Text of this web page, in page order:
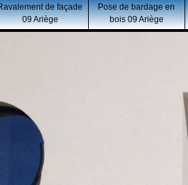
de façade
09 Ariège
Pose de bardage en
bois 09 Ariège